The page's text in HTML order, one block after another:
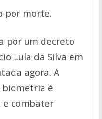
por morte.
por um decreto
Lula da Silva em
agora. A
é
e combater